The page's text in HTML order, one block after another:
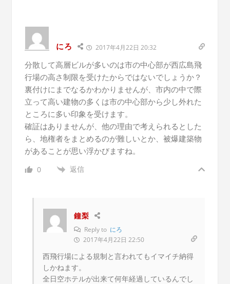
にろ 2017年4月22日 20:32
分散して高層ビルが多いのは市の中心部が西広島飛
行場の高さ制限を受けたからではないでしょうか？
裏付けにまでなるかわかりませんが、市内の中で際
立って高い建物の多くは市の中心部から少し外れた
ところに多い印象を受けます。
確証はありませんが、他の理由で考えられるとした
ら、地権者をまとめるのが難しいとか、被爆建築物
があることが思い浮かびますね。
0 返信
鐘梨
Reply to にろ
2017年4月22日 22:50
西飛行場による規制と言われてもイマイチ納得
しかねます。
全日空ホテルが出来て何年経過しているんでし